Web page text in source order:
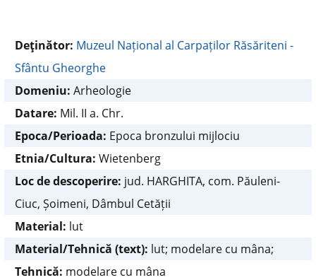
Deţinător: Muzeul Național al Carpaților Răsăriteni -
Sfântu Gheorghe
Domeniu: Arheologie
Datare: Mil. II a. Chr.
Epoca/Perioada: Epoca bronzului mijlociu
Etnia/Cultura: Wietenberg
Loc de descoperire: jud. HARGHITA, com. Păuleni-
Ciuc, Șoimeni, Dâmbul Cetății
Material: lut
Material/Tehnică (text): lut; modelare cu mâna;
Tehnică: modelare cu mâna